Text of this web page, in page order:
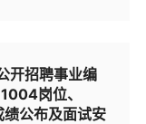
开招聘事业编
岗位、
公布及面试安